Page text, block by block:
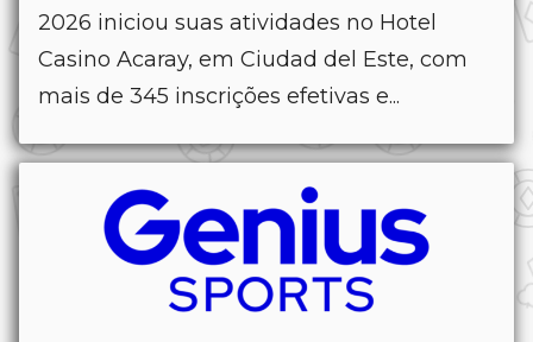
2026 iniciou suas atividades no Hotel
Casino Acaray, em Ciudad del Este, com
mais de 345 inscrições efetivas e...